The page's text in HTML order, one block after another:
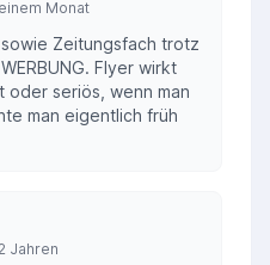
Monat
Zeitungsfach trotz
Flyer wirkt
seriös, wenn man
man eigentlich früh
Jahren